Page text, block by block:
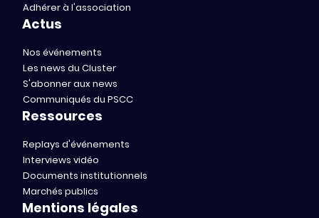
Adhérer à l'association
Actus
Nos événements
Les news du Cluster
S'abonner aux news
Communiqués du PSCC
Ressources
Replays d'événements
Interviews vidéo
Documents institutionnels
Marchés publics
Mentions légales